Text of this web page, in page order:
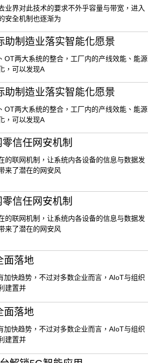
界对此技术的要求不外乎容量与带宽，进入
安全机制也逐渐为
助制造业落实智能化愿景
两大系统的整合，工厂内的产线效能、能源
，可以发现A
助制造业落实智能化愿景
两大系统的整合，工厂内的产线效能、能源
，可以发现A
信任网安机制
的联网机制，让系统内各设备的信息与数据发
来了潜在的网安风
信任网安机制
的联网机制，让系统内各设备的信息与数据发
来了潜在的网安风
面落地
快趋势，不过对多数企业而言，AIoT与组织
建置并
面落地
快趋势，不过对多数企业而言，AIoT与组织
建置并